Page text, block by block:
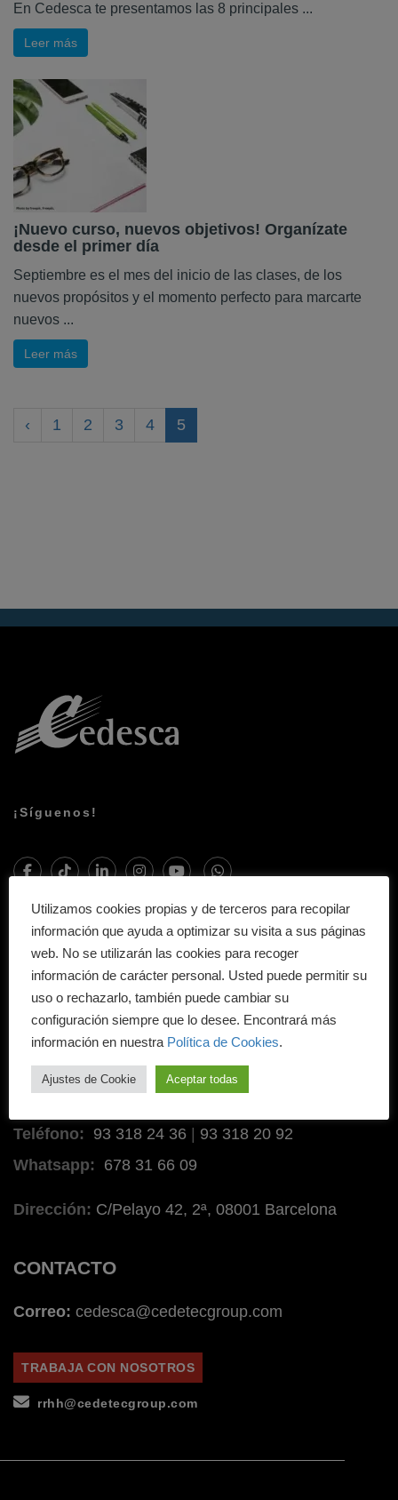
En Cedesca te presentamos las 8 principales ...
Leer más
¡Nuevo curso, nuevos objetivos! Organízate
desde el primer día
Septiembre es el mes del inicio de las clases, de los
nuevos propósitos y el momento perfecto para marcarte
nuevos ...
Leer más
‹ 1 2 3 4 5
¡Síguenos!
BLOG
NOTÍCIAS
SEDE
Barcelona
Teléfono: 93 318 24 36
93 318 20 92
Whatsapp:
678 31 66 09
Dirección: C/Pelayo 42, 2ª, 08001 Barcelona
CONTACTO
Correo: cedesca@cedetecgroup.com
TRABAJA CON NOSOTROS
rrhh@cedetecgroup.com
Utilizamos cookies propias y de terceros para recopilar
información que ayuda a optimizar su visita a sus páginas
web. No se utilizarán las cookies para recoger
información de carácter personal. Usted puede permitir su
uso o rechazarlo, también puede cambiar su
configuración siempre que lo desee. Encontrará más
información en nuestra Política de Cookies.
Ajustes de Cookie Aceptar todas